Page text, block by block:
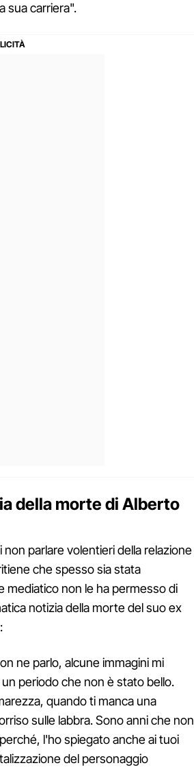
sua carriera".
della morte di Alberto
parlare volentieri della relazione
che spesso sia stata
mediatico non le ha permesso di
notizia della morte del suo ex
ne parlo, alcune immagini mi
periodo che non è stato bello.
quando ti manca una
sulle labbra. Sono anni che non
l'ho spiegato anche ai tuoi
del personaggio